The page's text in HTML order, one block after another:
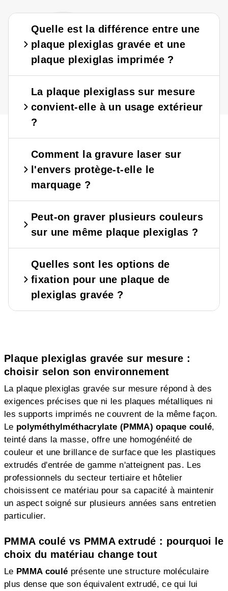
? ?
Quelle est la différence entre une
plaque plexiglas gravée et une
plaque plexiglas imprimée ?
La plaque plexiglass sur mesure
convient-elle à un usage extérieur
?
Comment la gravure laser sur
l'envers protège-t-elle le
marquage ?
Peut-on graver plusieurs couleurs
sur une même plaque plexiglas ?
Quelles sont les options de
fixation pour une plaque de
plexiglas gravée ?
Plaque plexiglas gravée sur mesure :
choisir selon son environnement
La plaque plexiglas gravée sur mesure répond à des
exigences précises que ni les plaques métalliques ni
les supports imprimés ne couvrent de la même façon.
Le polyméthylméthacrylate (PMMA) opaque coulé,
teinté dans la masse, offre une homogénéité de
couleur et une brillance de surface que les plastiques
extrudés d'entrée de gamme n'atteignent pas. Les
professionnels du secteur tertiaire et hôtelier
choisissent ce matériau pour sa capacité à maintenir
un aspect soigné sur plusieurs années sans entretien
particulier.
PMMA coulé vs PMMA extrudé : pourquoi le
choix du matériau change tout
Le PMMA coulé présente une structure moléculaire
plus dense que son équivalent extrudé, ce qui lui